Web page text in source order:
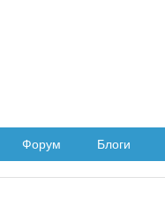
Форум Блоги